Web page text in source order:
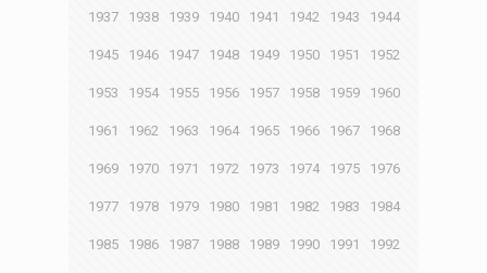
1937 1938 1939 1940 1941 1942 1943 1944
1945 1946 1947 1948 1949 1950 1951 1952
1953 1954 1955 1956 1957 1958 1959 1960
1961 1962 1963 1964 1965 1966 1967 1968
1969 1970 1971 1972 1973 1974 1975 1976
1977 1978 1979 1980 1981 1982 1983 1984
1985 1986 1987 1988 1989 1990 1991 1992